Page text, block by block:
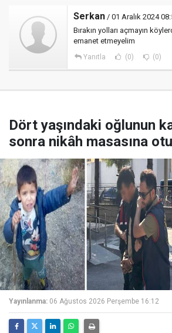
Serkan / 01 Aralık 2024
Bırakın yolları açmayın
emanet etmeyelim
Yanıtla (0) (0)
Dört yaşındaki oğlunun
sonra nikâh masasına
Yayınlanma: 06 Ağustos 2026 Perşembe 16:12